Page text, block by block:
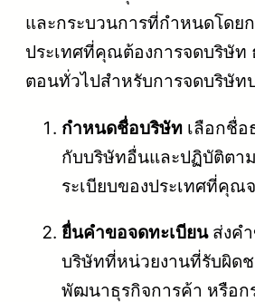
และกระบวนการที่กำหนดโดย
ประเทศที่คุณต้องการจดบริษัท
ตอนทั่วไปสำหรับการจดบริษัท
กำหนดชื่อบริษัท เลือกชื่
กับบริษัทอื่นและปฏิบัติตา
ระเบียบของประเทศที่คุณ
ยื่นคำขอจดทะเบียนส่งคำ
บริษัทที่หน่วยงานที่รับผิด
พัฒนาธุรกิจการค้า หรือก